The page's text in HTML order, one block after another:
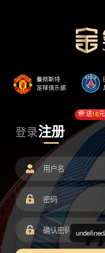
登录注册
送18元